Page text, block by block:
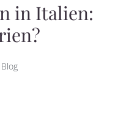
in Italien:
Blog